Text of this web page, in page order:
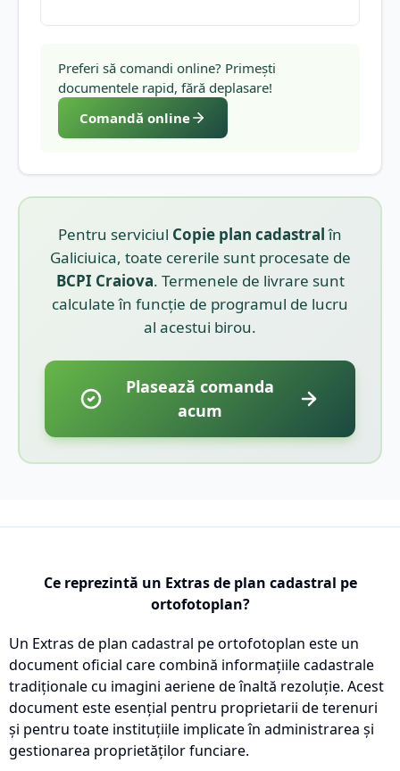
Preferi să comandi online? Primești
documentele rapid, fără deplasare!
Comandă online
Pentru serviciul Copie plan cadastralîn
Galiciuica, toate cererile sunt procesate de
BCPI Craiova. Termenele de livrare sunt
calculate în funcție de programul de lucru
al acestui birou.
Plasează comanda
acum
Ce reprezintă un Extras de plan cadastral pe
ortofotoplan?
Un Extras de plan cadastral pe ortofotoplan este un
document oficial care combină informațiile cadastrale
tradiționale cu imagini aeriene de înaltă rezoluție. Acest
document este esențial pentru proprietarii de terenuri
și pentru toate instituțiile implicate în administrarea și
gestionarea proprietăților funciare.